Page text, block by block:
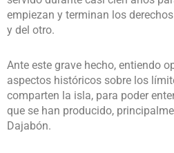
empiezan y terminan los
y del otro.
Ante este grave hecho, entiendo
aspectos históricos sobre los
comparten la isla, para poder
que se han producido,
Dajabón.